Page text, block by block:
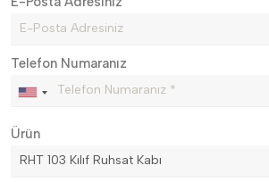
Telefon Numaranız
Ürün